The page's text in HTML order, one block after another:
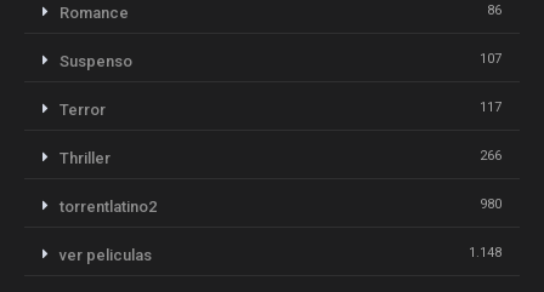
Romance 86
Suspenso 107
Terror 117
Thriller 266
torrentlatino2 980
ver peliculas 1.148